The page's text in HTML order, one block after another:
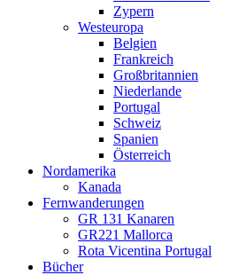
Zypern
Westeuropa
Belgien
Frankreich
Großbritannien
Niederlande
Portugal
Schweiz
Spanien
Österreich
Nordamerika
Kanada
Fernwanderungen
GR 131 Kanaren
GR221 Mallorca
Rota Vicentina Portugal
Bücher